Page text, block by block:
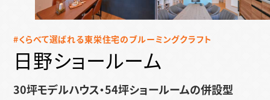
くらべて選ばれる東栄住宅のブルーミングクラフト
日野ショールーム
30坪モデルハウス・54坪ショールームの併設型